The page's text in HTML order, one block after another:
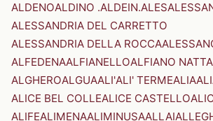
ALDENOALDINO .ALDEIN.ALES
ALESSANDRIA DEL CARRETTO
ALESSANDRIA DELLA ROCCA
ALFEDENAALFIANELLOALFIANO NATTA
ALGHEROALGUAALI'ALI' TERMEALIA
ALICE BEL COLLEALICE CASTELLO
ALIFEALIMENAALIMINUSAALLAI